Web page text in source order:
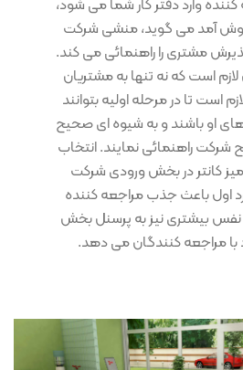
وارد دفتر کار شما می شود،
آمد می گوید، منشی شرکت
مشتری را راهنمائی می کند.
است که نه تنها به مشتریان
است تا در مرحله اوليه بتوانند
او باشند و به شيوه ای صحيح
راهنمائی نمايند. انتخاب
کانتر در بخش ورودی شرکت
اول باعث جذب مراجعه کننده
نفس بيشتری نيز به پرسنل بخش
با مراجعه کنندگان می دهد.